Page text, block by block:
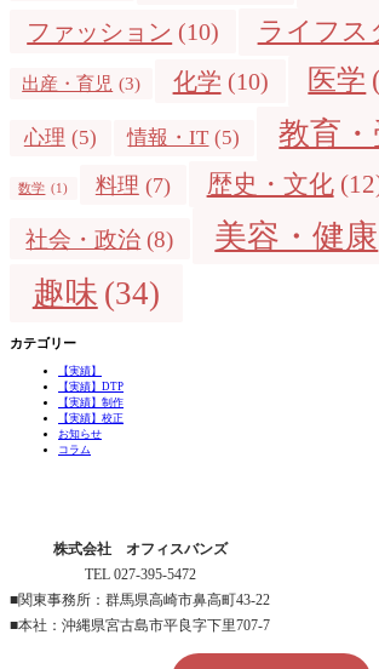
ファッション (10) ライフス
出産・育児 (3) 化学 (10) 医学
心理 (5) 情報・IT (5) 教育
数学 (1) 料理 (7) 歴史・文化
社会・政治 (8) 美容・健康
趣味 (34)
カテゴリー
【実績】
【実績】DTP
【実績】制作
【実績】校正
お知らせ
コラム
株式会社 オフィスバンズ
TEL 027-395-5472
■関東事務所：群馬県高崎市鼻高町43-22
■本社：沖縄県宮古島市平良字下里707-7